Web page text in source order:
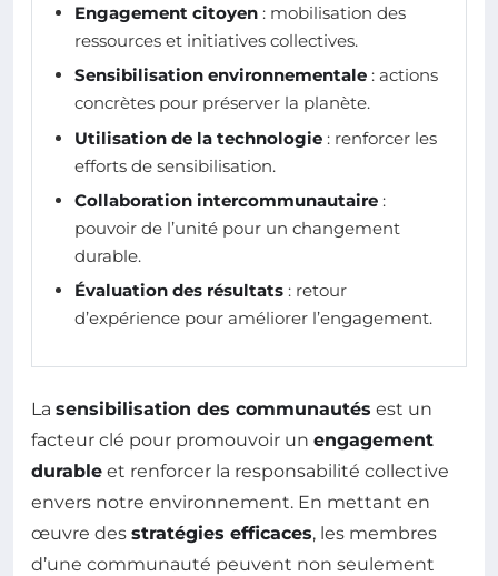
Engagement citoyen : mobilisation des
ressources et initiatives collectives.
Sensibilisation environnementale : actions
concrètes pour préserver la planète.
Utilisation de la technologie : renforcer les
efforts de sensibilisation.
Collaboration intercommunautaire :
pouvoir de l’unité pour un changement
durable.
Évaluation des résultats : retour
d’expérience pour améliorer l’engagement.
La sensibilisation des communautés est un
facteur clé pour promouvoir un engagement
durable et renforcer la responsabilité collective
envers notre environnement. En mettant en
œuvre des stratégies efficaces, les membres
d’une communauté peuvent non seulement